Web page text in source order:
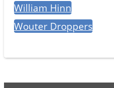
William Hinn
Wouter Droppers